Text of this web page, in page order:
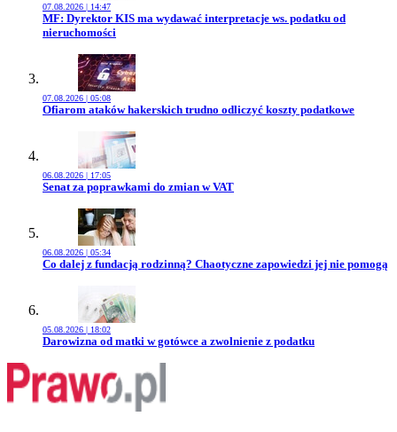
07.08.2026 | 14:47
Przejdź do artykułu:
MF: Dyrektor KIS ma wydawać interpretacje ws. podatku od
nieruchomości
07.08.2026 | 05:08
Przejdź do artykułu:
Ofiarom ataków hakerskich trudno odliczyć koszty podatkowe
06.08.2026 | 17:05
Przejdź do artykułu:
Senat za poprawkami do zmian w VAT
06.08.2026 | 05:34
Przejdź do artykułu:
Co dalej z fundacją rodzinną? Chaotyczne zapowiedzi jej nie pomogą
05.08.2026 | 18:02
Przejdź do artykułu:
Darowizna od matki w gotówce a zwolnienie z podatku